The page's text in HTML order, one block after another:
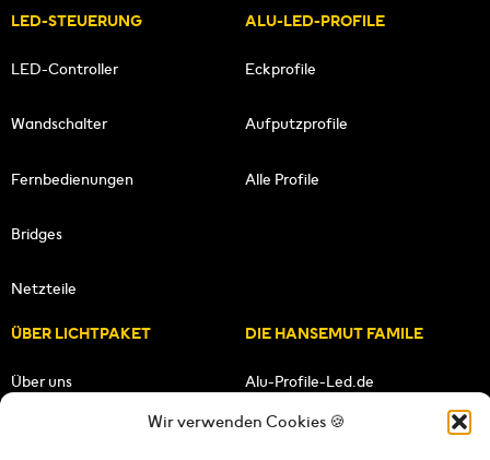
Wir verwenden Cookies 🍪
LED-STEUERUNG
LED-Controller
Wandschalter
Fernbedienungen
Bridges
Netzteile
ALU-LED-PROFILE
Eckprofile
Aufputzprofile
Alle Profile
ÜBER LICHTPAKET
Über uns
DIE HANSEMUT FAMILE
Alu-Profile-Led.de